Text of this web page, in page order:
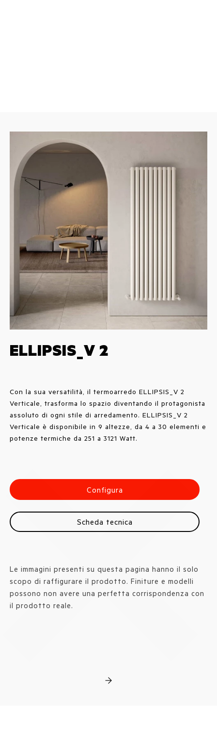
ELLIPSIS_V 2
Con la sua versatilità, il termoarredo ELLIPSIS_V 2
Verticale, trasforma lo spazio diventando il protagonista
assoluto di ogni stile di arredamento. ELLIPSIS_V 2
Verticale è disponibile in 9 altezze, da 4 a 30 elementi e
potenze termiche da 251 a 3121 Watt.
Configura
Scheda tecnica
Le immagini presenti su questa pagina hanno il solo
scopo di raffigurare il prodotto. Finiture e modelli
possono non avere una perfetta corrispondenza con
il prodotto reale.